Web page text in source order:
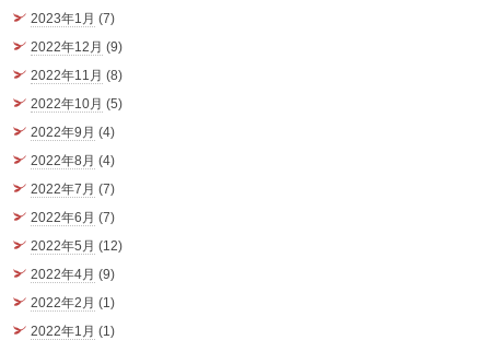
2023年1月 (7)
2022年12月 (9)
2022年11月 (8)
2022年10月 (5)
2022年9月 (4)
2022年8月 (4)
2022年7月 (7)
2022年6月 (7)
2022年5月 (12)
2022年4月 (9)
2022年2月 (1)
2022年1月 (1)